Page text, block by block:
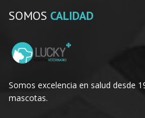
SOMOS CALIDAD
Somos excelencia en salud desde
mascotas.